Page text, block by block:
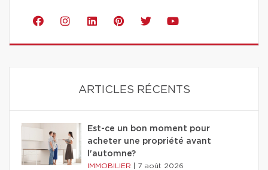
ARTICLES RÉCENTS
Est-ce un bon moment pour
acheter une propriété avant
l'automne?
IMMOBILIER 7 août 2026